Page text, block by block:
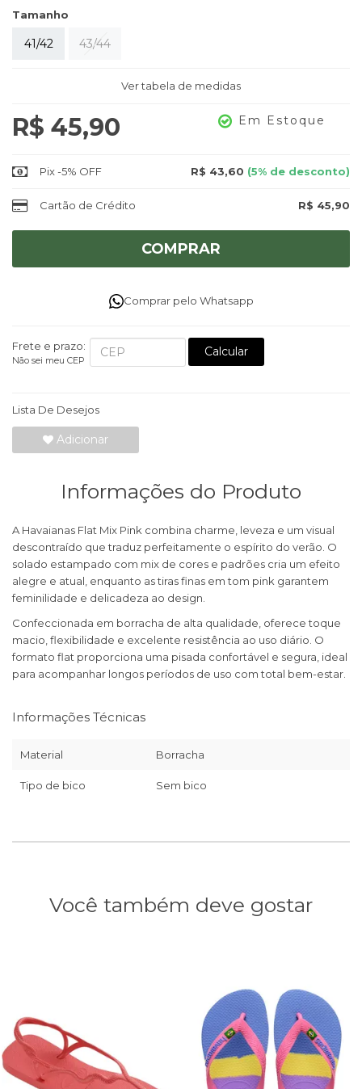
Tamanho
41/42 43/44
Ver tabela de medidas
R$ 45,90 Em Estoque
Pix -5% OFF R$ 43,60 (5% de desconto)
Cartão de Crédito R$ 45,90
COMPRAR
Comprar pelo Whatsapp
Frete e prazo:
Não sei meu CEP
Calcular
Lista De Desejos
Adicionar
Informações do Produto
A Havaianas Flat Mix Pink combina charme, leveza e um visual
descontraído que traduz perfeitamente o espírito do verão. O
solado estampado com mix de cores e padrões cria um efeito
alegre e atual, enquanto as tiras finas em tom pink garantem
feminilidade e delicadeza ao design.
Confeccionada em borracha de alta qualidade, oferece toque
macio, flexibilidade e excelente resistência ao uso diário. O
formato flat proporciona uma pisada confortável e segura, ideal
para acompanhar longos períodos de uso com total bem-estar.
Informações Técnicas
Material Borracha
Tipo de bico Sem bico
Você também deve gostar